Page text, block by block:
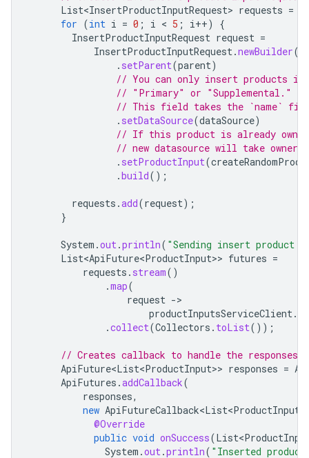
List<InsertProductInputRequest> requests =
for (int i = 0 ; i < 5 ; i++)
{
InsertProductInputRequest request =
InsertProductInputRequest.newBuilder()
. setParent(parent)
// You can only insert products
// "Primary" or "Supplemental."
// This field takes the `name`
. setDataSource(dataSource)
// If this product is already
// new datasource will take
. setProductInput(
.build();
requests .add(request);
}
System .out.println( "Sending insert product
List<ApiFuture<ProductInput>> futures =
requests . stream()
.map(
request -
productInputsServiceClient.
.collect(Collectors . toList());
// Creates callback to handle the responses
ApiFuture<List<ProductInput>> responses =
ApiFutures .addCallback(
responses,
new ApiFutureCallback<List<ProductInput>
@Override
public void onSuccess(
System .out.println( "Inserted